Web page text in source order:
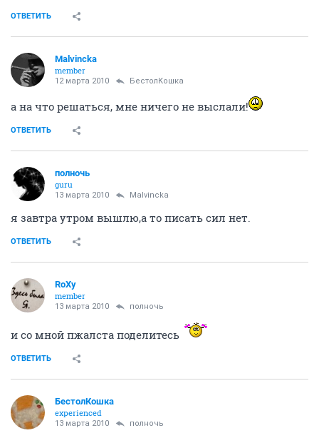
ОТВЕТИТЬ
Malvincka
member
12 марта 2010 БестолКошка
а на что решаться, мне ничего не выслали!
ОТВЕТИТЬ
полночь
guru
13 марта 2010 Malvincka
я завтра утром вышлю,а то писать сил нет.
ОТВЕТИТЬ
RoXy
member
13 марта 2010 полночь
и со мной пжалста поделитесь
ОТВЕТИТЬ
БестолКошка
experienced
13 марта 2010 полночь